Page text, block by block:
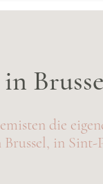
die
Brussel, in Sint-